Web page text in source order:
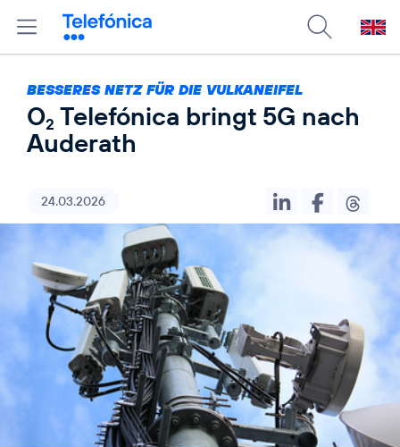
BESSERES NETZ FÜR DIE VULKANEIFEL
O2 Telefónica bringt 5G nach
Auderath
24.03.2026